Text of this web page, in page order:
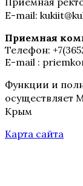
E-mail:
Приемная
Телефон:
E-mail :
Функции и
осуществляет
Крым
Карта сайта